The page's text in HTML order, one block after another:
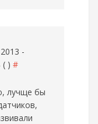
-
( ) #
лучще бы